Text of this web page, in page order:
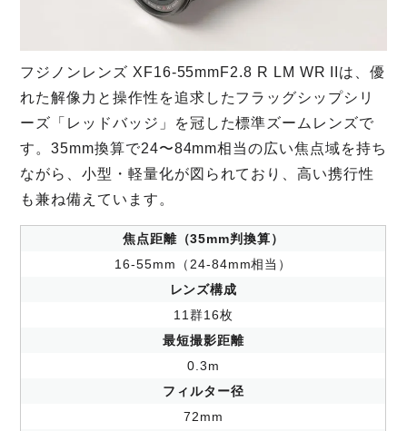
フジノンレンズ XF16-55mmF2.8 R LM WR IIは、優
れた解像力と操作性を追求したフラッグシップシリ
ーズ「レッドバッジ」を冠した標準ズームレンズで
す。35mm換算で24〜84mm相当の広い焦点域を持ち
ながら、小型・軽量化が図られており、高い携行性
も兼ね備えています。
焦点距離（35mm判換算）
16-55mm（24-84mm相当）
レンズ構成
11群16枚
最短撮影距離
0.3m
フィルター径
72mm